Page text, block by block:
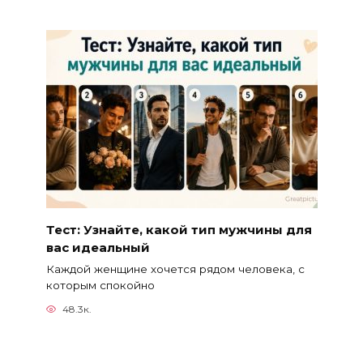
Тест: Узнайте, какой тип мужчины для
вас идеальный
Каждой женщине хочется рядом человека, с
которым спокойно
48.3к.